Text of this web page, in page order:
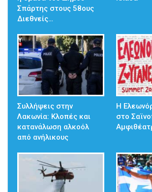
Σπάρτης στους 58ους
Διεθνείς…
Συλλήψεις στην
Λακωνία: Κλοπές και
κατανάλωση αλκοόλ
από ανήλικους
Η
στο